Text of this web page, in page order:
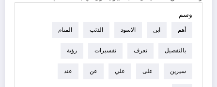
وسم
أهم ابن الاسود الذئب المنام
بالتفصيل تعرف تفسيرات رؤية
سيرين على علي عن عند